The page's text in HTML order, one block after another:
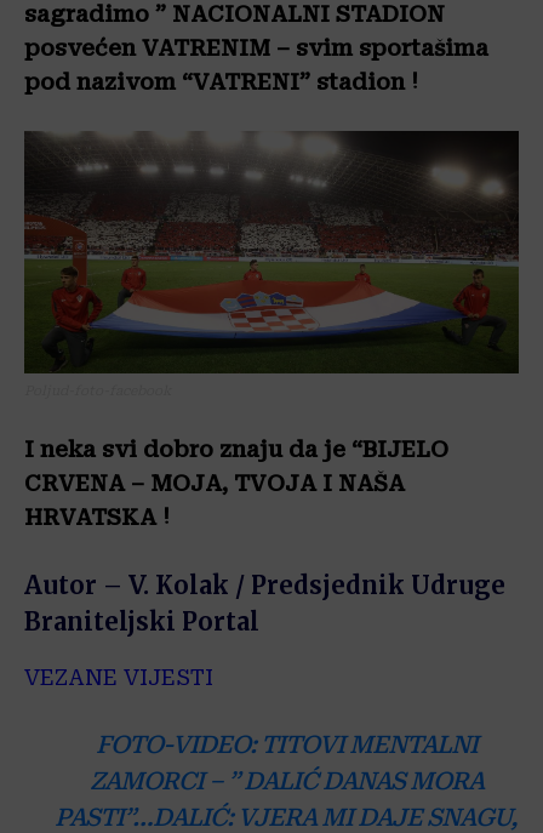
sagradimo ” NACIONALNI STADION
posvećen VATRENIM – svim sportašima
pod nazivom “VATRENI” stadion !
I neka svi dobro znaju da je “BIJELO
CRVENA – MOJA, TVOJA I NAŠA
HRVATSKA !
Autor – V. Kolak / Predsjednik Udruge
Braniteljski Portal
VEZANE VIJESTI
FOTO-VIDEO: TITOVI MENTALNI
ZAMORCI – ” DALIĆ DANAS MORA
PASTI”…DALIĆ: VJERA MI DAJE SNAGU,